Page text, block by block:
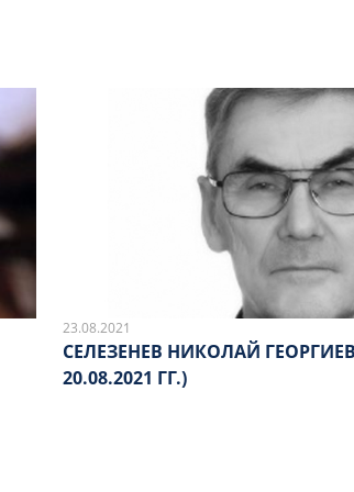
23.08.2021
СЕЛЕЗЕНЕВ НИКОЛАЙ
20.08.2021 ГГ.)